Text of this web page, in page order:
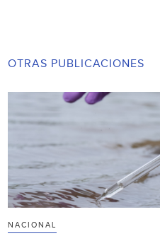
OTRAS PUBLICACIONES
NACIONAL